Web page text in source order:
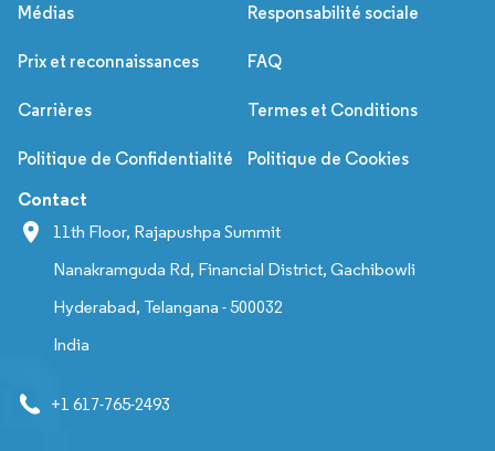
Médias Responsabilité sociale
Prix et reconnaissances FAQ
Carrières Termes et Conditions
Politique de Confidentialité Politique de Cookies
Contact
11th Floor, Rajapushpa Summit
Nanakramguda Rd, Financial District, Gachibowli
Hyderabad, Telangana - 500032
India
+1 617-765-2493